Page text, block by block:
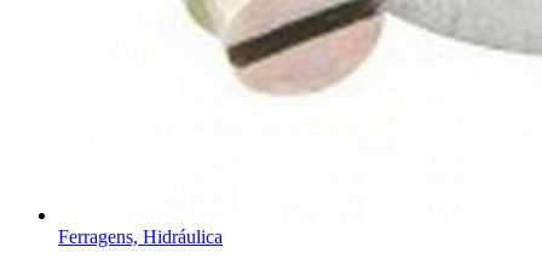
Ferragens, Hidráulica